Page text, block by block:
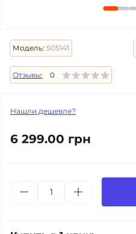
Модель: 505141
Отзывы: 0
Нашли дешевле?
6 299.00 грн